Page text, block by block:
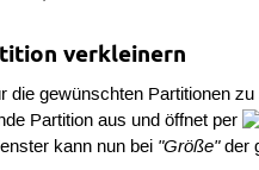
verkleinern
die gewünschten Partitionen
Partition aus und öffnet per
kann nun bei "Größe"der